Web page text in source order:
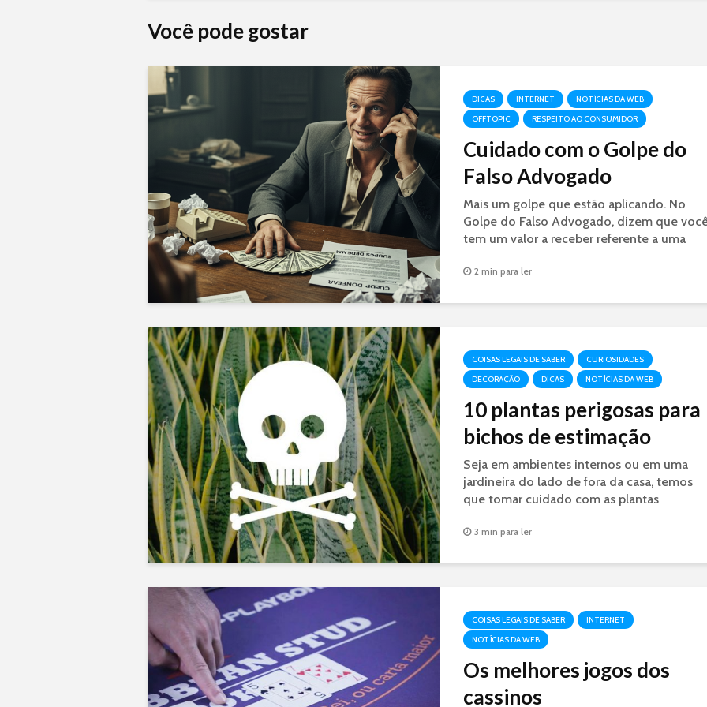
Você pode gostar
DICAS INTERNET
NOTÍCIAS DA WEB
OFFTOPIC
RESPEITO AO CONSUMIDOR
Cuidado com o Golpe do
Falso Advogado
Mais um golpe que estão aplicando. No
Golpe do Falso Advogado, dizem que
tem um valor a receber referente a uma
2 min para ler
COISAS LEGAIS DE SABER
CURIOSIDADES
DECORAÇÃO
DICAS NOTÍCIAS DA WEB
10 plantas perigosas para
bichos de estimação
Seja em ambientes internos ou em uma
jardineira do lado de fora da casa, temos
que tomar cuidado com as plantas
3 min para ler
COISAS LEGAIS DE SABER
INTERNET
NOTÍCIAS DA WEB
Os melhores jogos dos
cassinos